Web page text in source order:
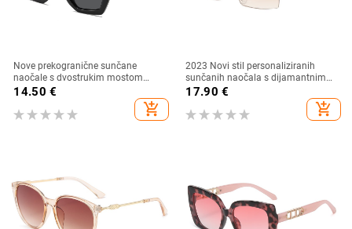
Nove prekogranične sunčane
naočale s dvostrukim mostom
nepravilnog oblika, europski i
američki stil, popularne, moderne
sunčane naočale, jedinstvene
14.50 €
add_shopping_cart
2023 Novi stil personaliziranih
sunčanih naočala s dijamantnim
umetkom, moderne i četvrtaste
naočale s dijamantnim rezom, hip
hop sunčane naočale u uličnom
17.90 €
add_shopping_cart